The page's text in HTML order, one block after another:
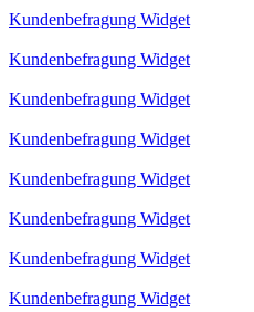
Kundenbefragung Widget
Kundenbefragung Widget
Kundenbefragung Widget
Kundenbefragung Widget
Kundenbefragung Widget
Kundenbefragung Widget
Kundenbefragung Widget
Kundenbefragung Widget